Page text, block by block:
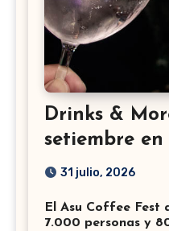
Drinks &
setiembre
31 julio, 2026
El Asu Coffee Fest
7.000 personas y